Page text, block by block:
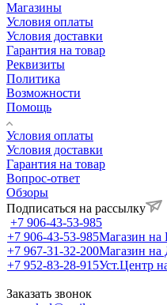
Магазины
Условия оплаты
Условия доставки
Гарантия на товар
Реквизиты
Политика
Возможности
Помощь
Условия оплаты
Условия доставки
Гарантия на товар
Вопрос-ответ
Обзоры
Подписаться на рассылку
+7 906-43-53-985
+7 906-43-53-985Магазин на
+7 967-31-32-200Магазин на
+7 952-83-28-915Уст.Центр
Заказать звонок